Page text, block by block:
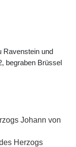
Ravenstein und
begraben Brüssel
Johann von
Herzogs